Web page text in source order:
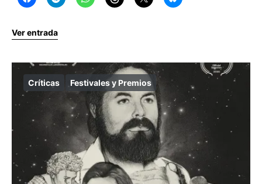
Ver entrada
Críticas Festivales y Premios